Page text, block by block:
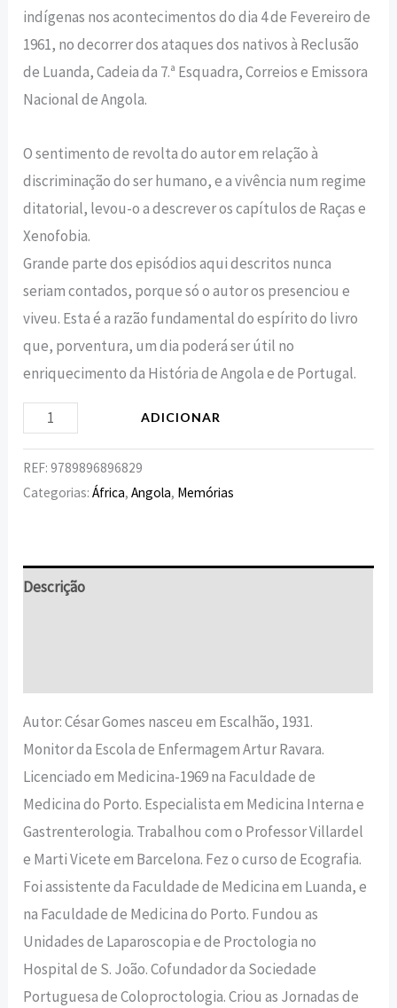
indígenas nos acontecimentos do dia 4 de Fevereiro de
1961, no decorrer dos ataques dos nativos à Reclusão
de Luanda, Cadeia da 7.ª Esquadra, Correios e Emissora
Nacional de Angola.
O sentimento de revolta do autor em relação à
discriminação do ser humano, e a vivência num regime
ditatorial, levou-o a descrever os capítulos de Raças e
Xenofobia.
Grande parte dos episódios aqui descritos nunca
seriam contados, porque só o autor os presenciou e
viveu. Esta é a razão fundamental do espírito do livro
que, porventura, um dia poderá ser útil no
enriquecimento da História de Angola e de Portugal.
ADICIONAR
REF:9789896896829
Categorias:África,Angola, Memórias
Descrição
Autor: César Gomes nasceu em Escalhão, 1931.
Monitor da Escola de Enfermagem Artur Ravara.
Licenciado em Medicina-1969 na Faculdade de
Medicina do Porto. Especialista em Medicina Interna e
Gastrenterologia. Trabalhou com o Professor Villardel
e Marti Vicete em Barcelona. Fez o curso de Ecografia.
Foi assistente da Faculdade de Medicina em Luanda, e
na Faculdade de Medicina do Porto. Fundou as
Unidades de Laparoscopia e de Proctologia no
Hospital de S. João. Cofundador da Sociedade
Portuguesa de Coloproctologia. Criou as Jornadas de